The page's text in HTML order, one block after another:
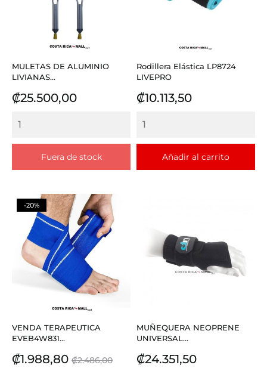
MULETAS DE ALUMINIO
LIVIANAS...
Precio
₡25.500,00
Fuera de stock
Rodillera Elástica LP8724
LIVEPRO
Precio
₡10.113,50
Añadir al carrito
VENDA TERAPEUTICA
EVEB4W831...
Precio
₡1.988,80 Precio
₡2.486,00
-20%
MUÑEQUERA NEOPRENE
UNIVERSAL...
Precio
₡24.351,50